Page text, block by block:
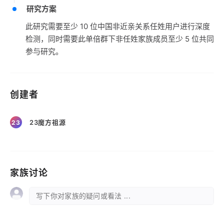
研究方案
此研究需要至少 10 位中国非近亲关系任姓用户进行深度
检测，同时需要此单倍群下非任姓家族成员至少 5 位共同
参与研究。
创建者
23 23魔方祖源
家族讨论
写下你对家族的疑问或看法 ...